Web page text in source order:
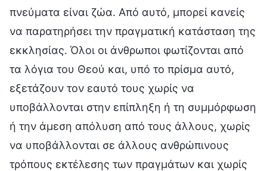
πνεύματα είναι ζώα. Από αυτό, μπορεί κανείς
να παρατηρήσει την πραγματική κατάσταση της
εκκλησίας. Όλοι οι άνθρωποι φωτίζονται από
τα λόγια του Θεού και, υπό το πρίσμα αυτό,
εξετάζουν τον εαυτό τους χωρίς να
υποβάλλονται στην επίπληξη ή τη συμμόρφωση
ή την άμεση απόλυση από τους άλλους, χωρίς
να υποβάλλονται σε άλλους ανθρώπινους
τρόπους εκτέλεσης των πραγμάτων και χωρίς